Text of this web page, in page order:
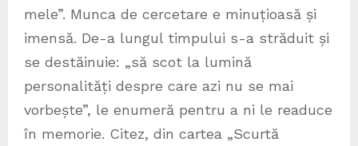
mele”. Munca de cercetare e minuțioasă și
imensă. De-a lungul timpului s-a străduit și
se destăinuie: „să scot la lumină
personalități despre care azi nu se mai
vorbește”, le enumeră pentru a ni le readuce
în memorie. Citez, din cartea „Scurtă